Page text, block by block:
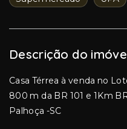
Descrição do
Casa Térrea à venda no
800 m da BR 101 e 1Km
Palhoça -SC